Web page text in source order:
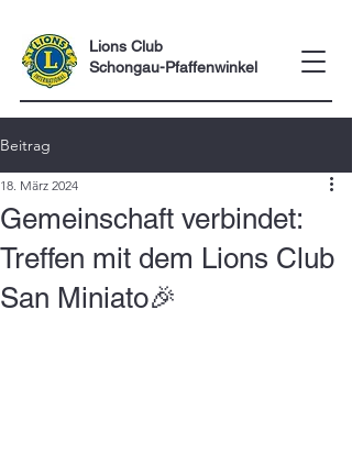
Lions Club
Schongau-Pfaffenwinkel
Beitrag
Gemeinschaft verbindet:
Treffen mit dem Lions Club
San Miniato🎉
18. März 2024